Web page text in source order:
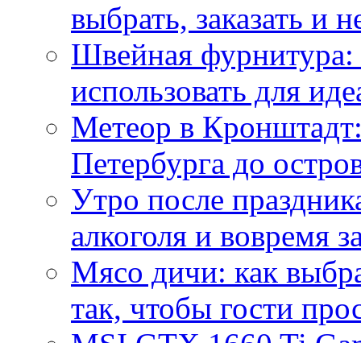
выбрать, заказать и
Швейная фурнитура:
использовать для
Метеор в
Петербурга до
Утро после
алкоголя и вовремя
Мясо дичи: как
так, чтобы гости